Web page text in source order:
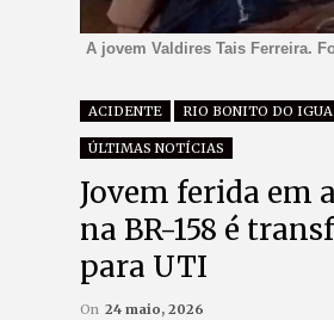
A jovem Valdires Tais Ferreira.
ACIDENTE
ÚLTIMAS NOTÍCIAS
Jovem ferida em
na BR-158 é
para UTI
On 24 maio, 2026